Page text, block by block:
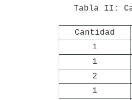
Cantidad
1
1
2
1